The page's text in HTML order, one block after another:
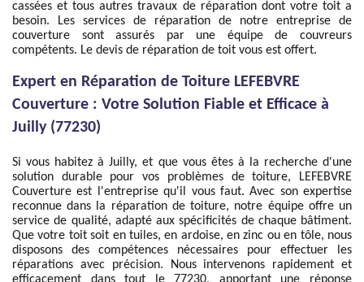
cassées et tous autres travaux de réparation dont votre toit a
besoin. Les services de réparation de notre entreprise de
couverture sont assurés par une équipe de couvreurs
compétents. Le devis de réparation de toit vous est offert.
Expert en Réparation de Toiture LEFEBVRE
Couverture : Votre Solution Fiable et Efficace à
Juilly (77230)
Si vous habitez à Juilly, et que vous êtes à la recherche d'une
solution durable pour vos problèmes de toiture, LEFEBVRE
Couverture est l'entreprise qu'il vous faut. Avec son expertise
reconnue dans la réparation de toiture, notre équipe offre un
service de qualité, adapté aux spécificités de chaque bâtiment.
Que votre toit soit en tuiles, en ardoise, en zinc ou en tôle, nous
disposons des compétences nécessaires pour effectuer les
réparations avec précision. Nous intervenons rapidement et